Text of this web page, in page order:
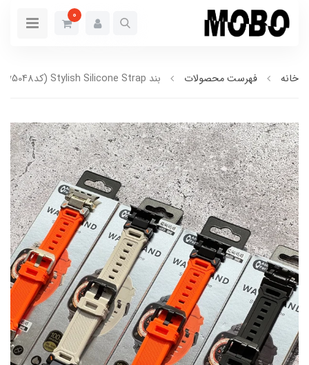
0
خانه فهرست محصولات بند Stylish Silicone Strap (کدw5048)